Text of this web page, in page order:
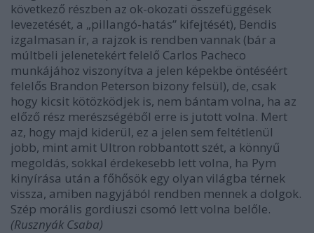
következő részben az ok-okozati összefüggések
levezetését, a „pillangó-hatás” kifejtését), Bendis
izgalmasan ír, a rajzok is rendben vannak (bár a
múltbeli jelenetekért felelő Carlos Pacheco
munkájához viszonyítva a jelen képekbe öntéséért
felelős Brandon Peterson bizony felsül), de, csak
hogy kicsit kötözködjek is, nem bántam volna, ha az
előző rész merészségéből erre is jutott volna. Mert
az, hogy majd kiderül, ez a jelen sem feltétlenül
jobb, mint amit Ultron robbantott szét, a könnyű
megoldás, sokkal érdekesebb lett volna, ha Pym
kinyírása után a főhősök egy olyan világba térnek
vissza, amiben nagyjából rendben mennek a dolgok.
Szép morális gordiuszi csomó lett volna belőle.
(Rusznyák Csaba)